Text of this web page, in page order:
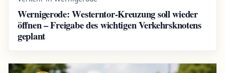
Wernigerode: Westerntor-Kreuzung soll wieder
öffnen – Freigabe des wichtigen Verkehrsknotens
geplant